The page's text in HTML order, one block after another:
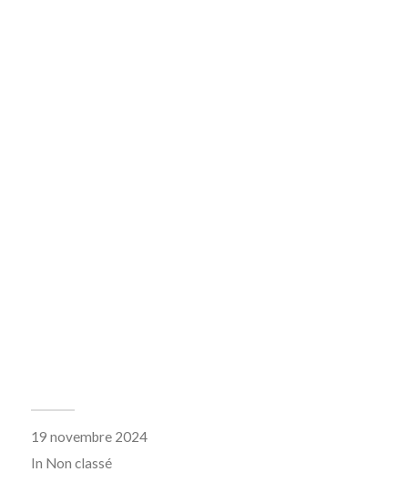
19 novembre 2024
In Non classé